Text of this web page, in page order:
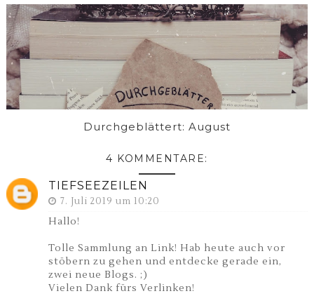
Durchgeblättert: August
4 KOMMENTARE:
TIEFSEEZEILEN
7. Juli 2019 um 10:20
Hallo!
Tolle Sammlung an Link! Hab heute auch vor
stöbern zu gehen und entdecke gerade ein,
zwei neue Blogs. ;)
Vielen Dank fürs Verlinken!